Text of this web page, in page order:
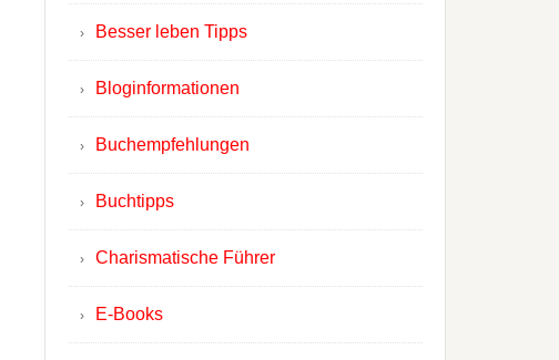
Besser leben Tipps
Bloginformationen
Buchempfehlungen
Buchtipps
Charismatische Führer
E-Books